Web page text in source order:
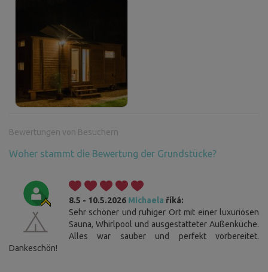
Bewertungen von Besuchern
Woher stammt die Bewertung der Grundstücke?
8.5 - 10.5.2026 Michaela říká:
Sehr schöner und ruhiger Ort mit einer luxuriösen
Sauna, Whirlpool und ausgestatteter Außenküche.
Alles war sauber und perfekt vorbereitet.
Dankeschön!